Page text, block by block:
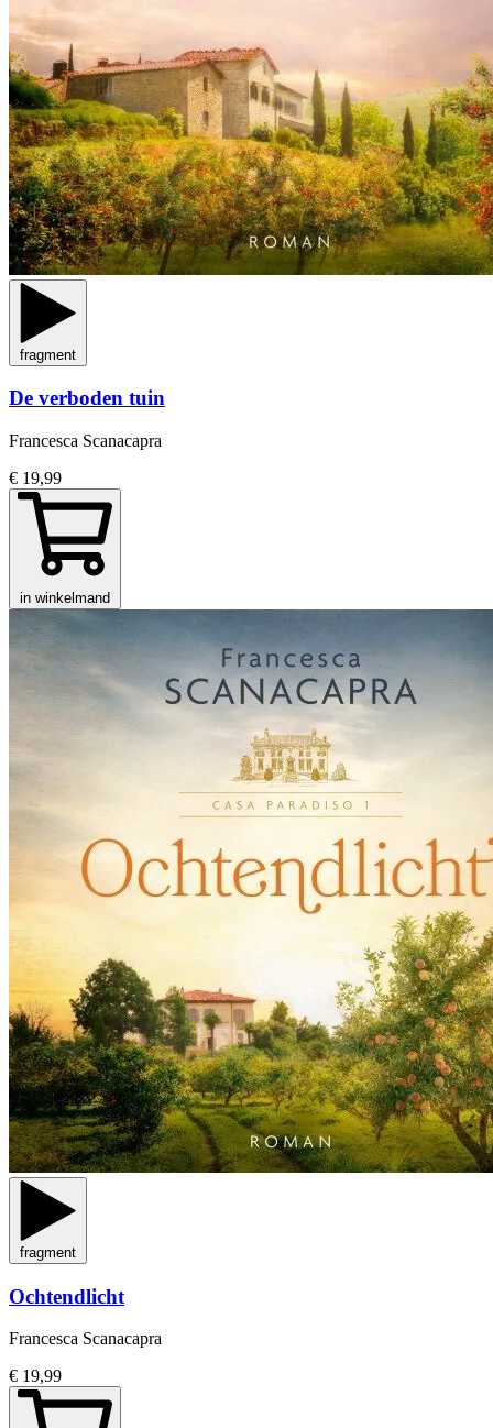
fragment
De verboden tuin
Francesca Scanacapra
€ 19,99
in winkelmand
fragment
Ochtendlicht
Francesca Scanacapra
€ 19,99